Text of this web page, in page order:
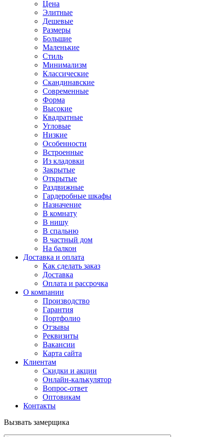
Цена
Элитные
Дешевые
Размеры
Большие
Маленькие
Стиль
Минимализм
Классические
Скандинавские
Современные
Форма
Высокие
Квадратные
Угловые
Низкие
Особенности
Встроенные
Из кладовки
Закрытые
Открытые
Раздвижные
Гардеробные шкафы
Назначение
В комнату
В нишу
В спальню
В частный дом
На балкон
Доставка и оплата
Как сделать заказ
Доставка
Оплата и рассрочка
О компании
Производство
Гарантия
Портфолио
Отзывы
Реквизиты
Вакансии
Карта сайта
Клиентам
Скидки и акции
Онлайн-калькулятор
Вопрос-ответ
Оптовикам
Контакты
Вызвать замерщика